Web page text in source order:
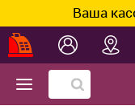
Ваша касса